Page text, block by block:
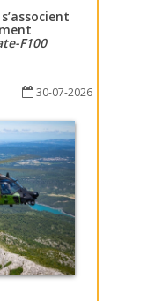
s’associent
F100
30-07-2026